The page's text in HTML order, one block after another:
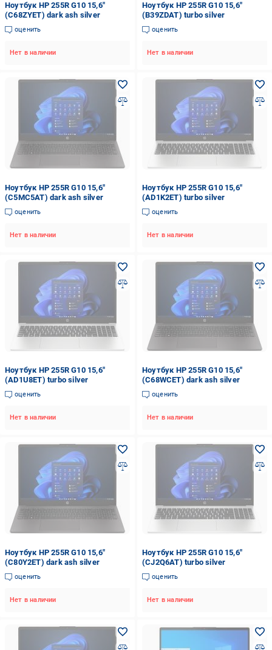
Ноутбук HP 255R G10 15,6"
(C68ZYET) dark ash silver
оценить
Нет в наличии
Ноутбук HP 255R G10 15,6"
(B39ZDAT) turbo silver
оценить
Нет в наличии
Ноутбук HP 255R G10 15,6"
(C5MC5AT) dark ash silver
оценить
Нет в наличии
Ноутбук HP 255R G10 15,6"
(AD1K2ET) turbo silver
оценить
Нет в наличии
Ноутбук HP 255R G10 15,6"
(AD1U8ET) turbo silver
оценить
Нет в наличии
Ноутбук HP 255R G10 15,6"
(C68WCET) dark ash silver
оценить
Нет в наличии
Ноутбук HP 255R G10 15,6"
(C80Y2ET) dark ash silver
оценить
Нет в наличии
Ноутбук HP 255R G10 15,6"
(CJ2Q6AT) turbo silver
оценить
Нет в наличии